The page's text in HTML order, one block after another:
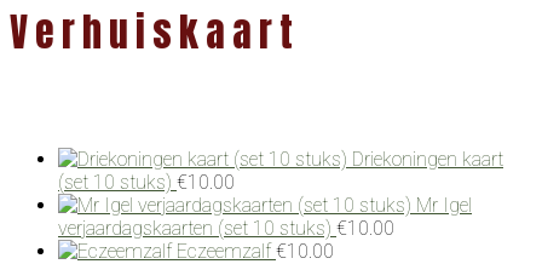
Verhuiskaart
Driekoningen kaart
(set 10 stuks) €10.00
Mr Igel
verjaardagskaarten (set 10 stuks) €10.00
Eczeemzalf €10.00